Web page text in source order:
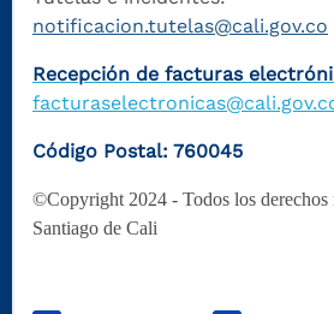
notificacion.tutelas@cali.gov.co
Recepción de facturas
Código Postal: 760045
©Copyright 2024 - Todos los derechos
Santiago de Cali